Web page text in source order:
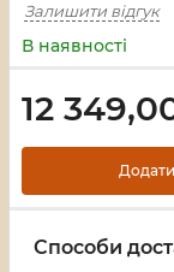
Залишити відгук
В наявності
12
Способи